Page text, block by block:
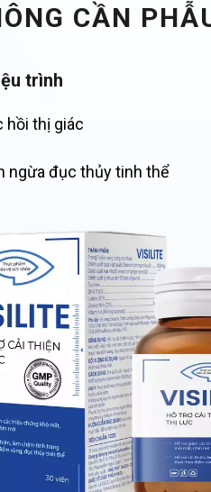
CẦN
trình
hồi thị giác
ngừa đục thủy tinh thể